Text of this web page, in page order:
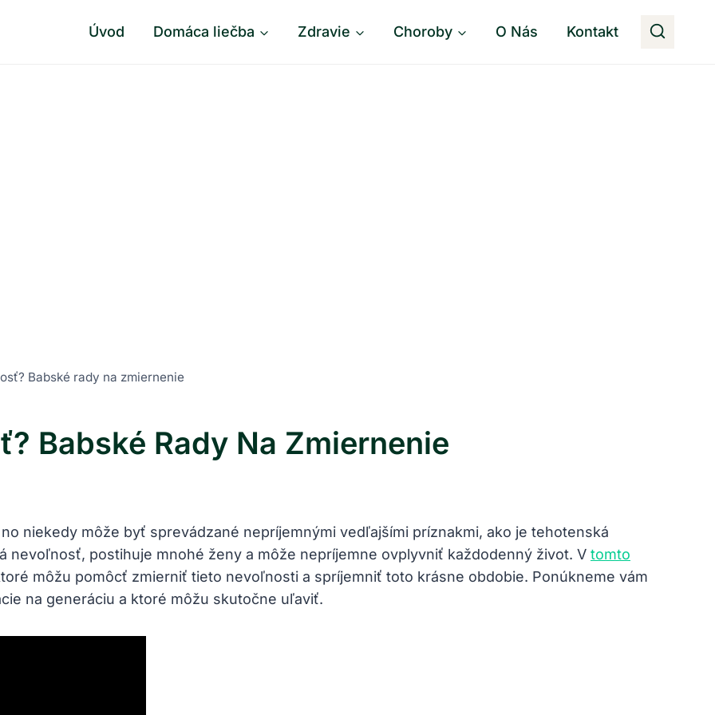
Úvod Domáca liečba Zdravie Choroby O Nás Kontakt
Babské rady na zmiernenie
Babské Rady Na Zmiernenie
niekedy môže byť sprevádzané nepríjemnými vedľajšími príznakmi, ‍ako je tehotenská
nevoľnosť, postihuje mnohé ženy a môže nepríjemne ovplyvniť každodenný život. V‌ tomto
môžu pomôcť zmierniť tieto nevoľnosti a ​spríjemniť toto krásne obdobie. Ponúkneme vám
na generáciu a ‌ktoré môžu skutočne uľaviť.